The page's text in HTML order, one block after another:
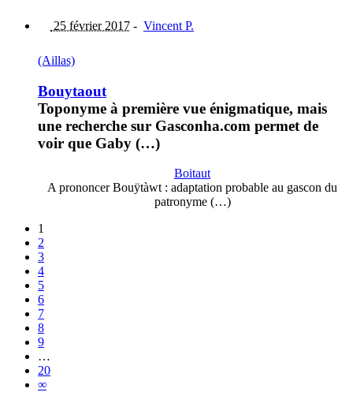
25 février 2017 - Vincent P.
(Aillas)
Bouytaout
Toponyme à première vue énigmatique, mais
une recherche sur Gasconha.com permet de
voir que Gaby (…)
Boitaut
A prononcer Bouÿtàwt : adaptation probable au gascon du
patronyme (…)
1
2
3
4
5
6
7
8
9
…
20
∞